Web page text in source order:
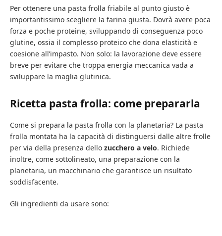
Per ottenere una pasta frolla friabile al punto giusto è
importantissimo scegliere la farina giusta. Dovrà avere poca
forza e poche proteine, sviluppando di conseguenza poco
glutine, ossia il complesso proteico che dona elasticità e
coesione all’impasto. Non solo: la lavorazione deve essere
breve per evitare che troppa energia meccanica vada a
sviluppare la maglia glutinica.
Ricetta pasta frolla: come prepararla
Come si prepara la pasta frolla con la planetaria? La pasta
frolla montata ha la capacità di distinguersi dalle altre frolle
per via della presenza dello zucchero a velo. Richiede
inoltre, come sottolineato, una preparazione con la
planetaria, un macchinario che garantisce un risultato
soddisfacente.
Gli ingredienti da usare sono: